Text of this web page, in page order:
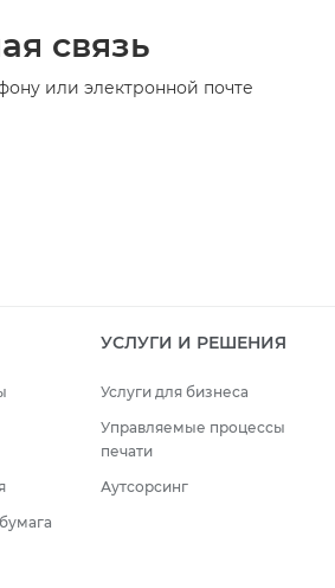
связь
или электронной почте
УСЛУГИ И РЕШЕНИЯ
Услуги для бизнеса
Управляемые процессы
печати
Аутсорсинг